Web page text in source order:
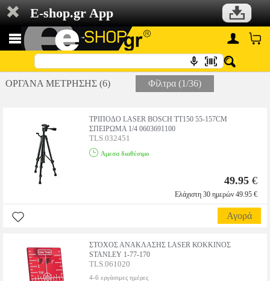
E-shop.gr App
ΟΡΓΑΝΑ ΜΕΤΡΗΣΗΣ (6) Φίλτρα (1/36)
ΤΡΙΠΟΔΟ LASER BOSCH TT150 55-157CM
ΣΠΕΙΡΩΜΑ 1/4 0603691100
TLS.032451
Αμεσα διαθέσιμο
49.95 €
Ελάχιστη 30 ημερών 49.95 €
Αγορά
ΣΤΟΧΟΣ ΑΝΑΚΛΑΣΗΣ LASER ΚΟΚΚΙΝΟΣ
STANLEY 1-77-170
TLS.061020
4-6 εργάσιμες ημέρες